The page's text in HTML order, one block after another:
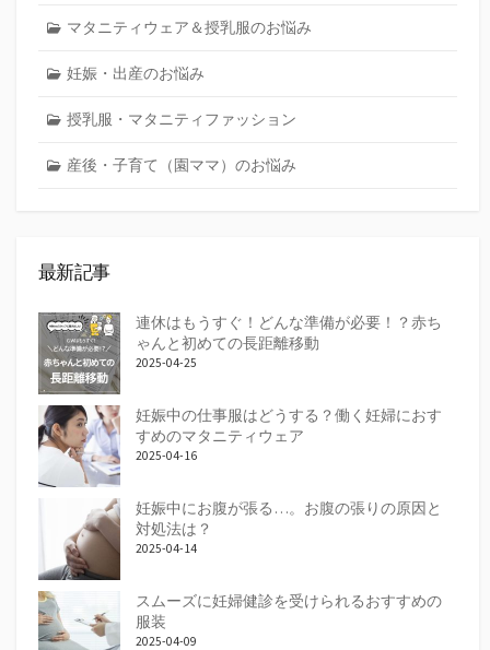
マタニティウェア＆授乳服のお悩み
妊娠・出産のお悩み
授乳服・マタニティファッション
産後・子育て（園ママ）のお悩み
最新記事
連休はもうすぐ！どんな準備が必要！？赤ち
ゃんと初めての長距離移動
2025-04-25
妊娠中の仕事服はどうする？働く妊婦におす
すめのマタニティウェア
2025-04-16
妊娠中にお腹が張る…。お腹の張りの原因と
対処法は？
2025-04-14
スムーズに妊婦健診を受けられるおすすめの
服装
2025-04-09